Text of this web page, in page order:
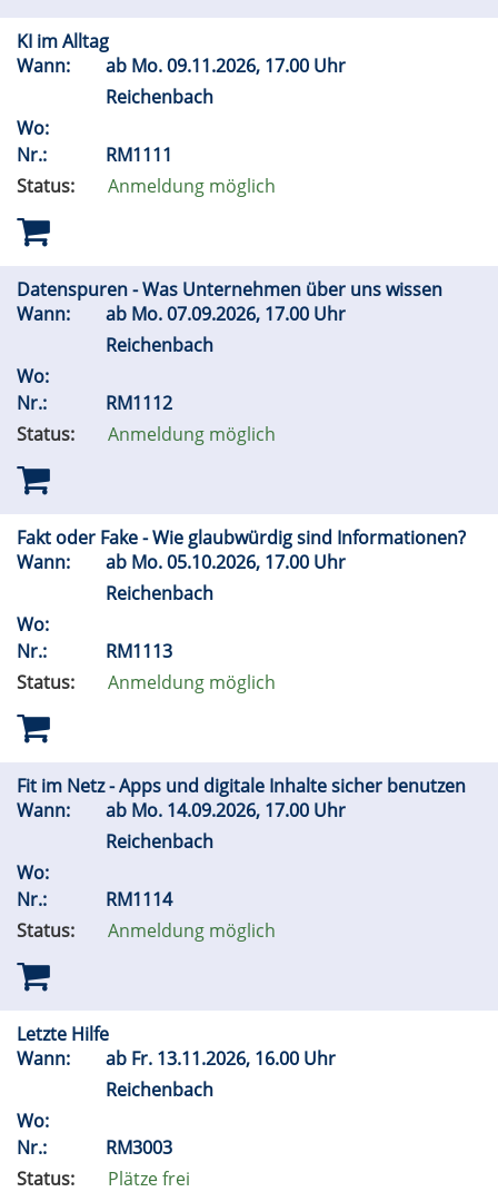
KI im Alltag
Wann:
ab Mo.09.11.2026, 17.00 Uhr
Reichenbach
Wo:
Nr.:
RM1111
Status:
Anmeldung möglich
Datenspuren - Was Unternehmen über uns wissen
Wann:
ab Mo.07.09.2026, 17.00 Uhr
Reichenbach
Wo:
Nr.:
RM1112
Status:
Anmeldung möglich
Fakt oder Fake - Wie glaubwürdig sind Informationen?
Wann:
ab Mo.05.10.2026, 17.00 Uhr
Reichenbach
Wo:
Nr.:
RM1113
Status:
Anmeldung möglich
Fit im Netz - Apps und digitale Inhalte sicher benutzen
Wann:
ab Mo. 14.09.2026, 17.00 Uhr
Reichenbach
Wo:
Nr.:
RM1114
Status:
Anmeldung möglich
Letzte Hilfe
Wann:
ab Fr. 13.11.2026, 16.00 Uhr
Reichenbach
Wo:
Nr.:
RM3003
Status:
Plätze frei